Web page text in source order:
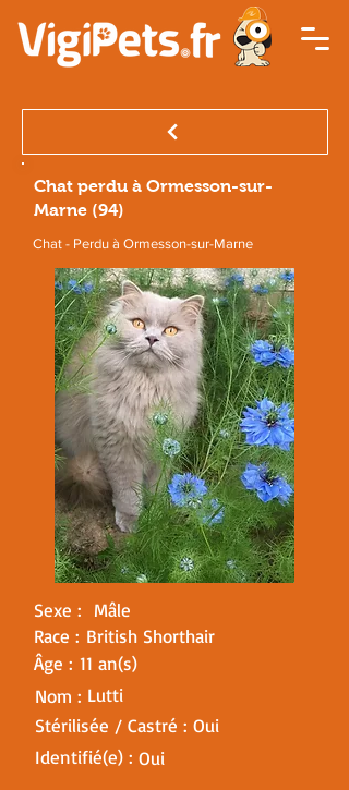
Chat perdu à Ormesson-sur-
Marne (94)
Chat - Perdu à Ormesson-sur-Marne
Sexe :
Mâle
Race : British Shorthair
Âge : 11 an(s)
Nom : Lutti
Stérilisée / Castré : Oui
Identifié(e) : Oui